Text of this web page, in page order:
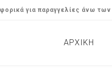
για παραγγελίες άνω
ΑΡΧΙΚΉ